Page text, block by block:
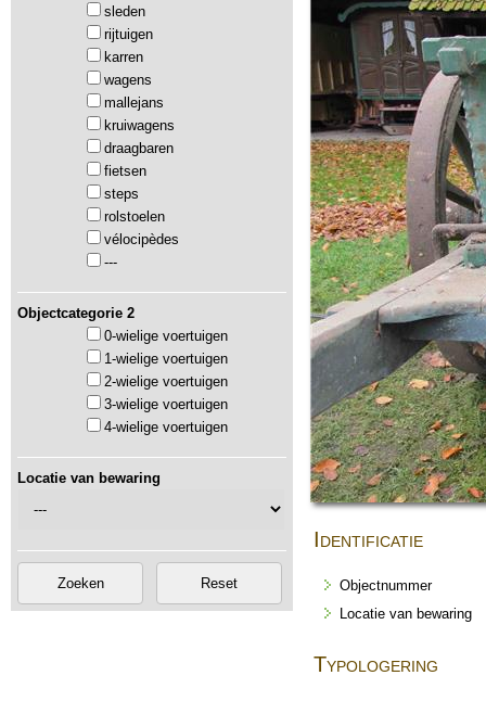
sleden
rijtuigen
karren
wagens
mallejans
kruiwagens
draagbaren
fietsen
steps
rolstoelen
vélocipèdes
---
Objectcategorie 2
0-wielige voertuigen
1-wielige voertuigen
2-wielige voertuigen
3-wielige voertuigen
4-wielige voertuigen
Locatie van bewaring
Identificatie
Objectnummer
Locatie van bewaring
Typologering